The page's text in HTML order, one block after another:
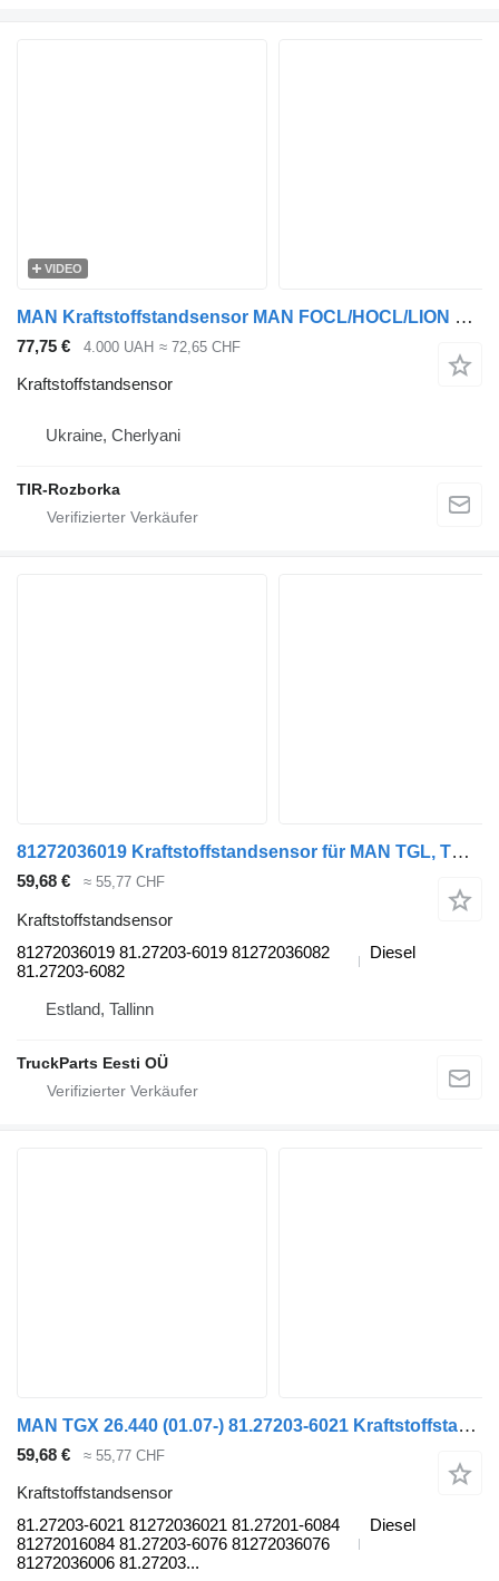
VIDEO
MAN Kraftstoffstandsensor MAN FOCL/HOCL/LION S CITY/SÜ/TGA/TGL/TGM/TGS für MAN HOCL, FOCL, TGA, TGL, TGS, TGX Sattelzugmaschine
77,75 € 4.000 UAH ≈ 72,65 CHF
Kraftstoffstandsensor
Ukraine, Cherlyani
TIR-Rozborka
81272036019 Kraftstoffstandsensor für MAN TGL, TGM, TGS, TGX (2005-2021) Sattelzugmaschine
59,68 € ≈ 55,77 CHF
Kraftstoffstandsensor
81272036019 81.27203-6019 81272036082
81.27203-6082
Diesel
Estland, Tallinn
TruckParts Eesti OÜ
MAN TGX 26.440 (01.07-) 81.27203-6021 Kraftstoffstandsensor für MAN TGL, TGM, TGS, TGX (2005-2021) Sattelzugmaschine
59,68 € ≈ 55,77 CHF
Kraftstoffstandsensor
81.27203-6021 81272036021 81.27201-6084
81272016084 81.27203-6076 81272036076
81272036006 81.27203...
Diesel